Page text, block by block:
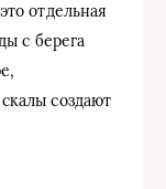
отдельная
с берега
создают